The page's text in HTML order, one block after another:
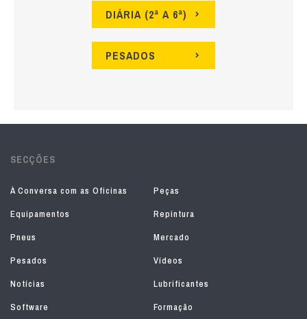
DIÁRIA (2ª A 6ª)
PESADOS
SECÇÕES
À Conversa com as Oficinas
Peças
Equipamentos
Repintura
Pneus
Mercado
Pesados
Vídeos
Notícias
Lubrificantes
Software
Formação